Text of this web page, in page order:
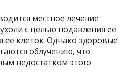
местное лечение
с целью подавления ее
ее клеток. Однако здоровые
облучению, что
недостатком этого